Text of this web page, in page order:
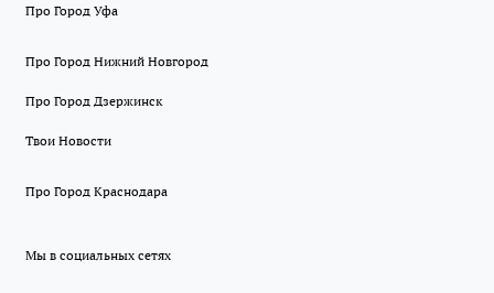
Про Город Уфа
Про Город Нижний Новгород
Про Город Дзержинск
Твои Новости
Про Город Краснодара
Мы в социальных сетях